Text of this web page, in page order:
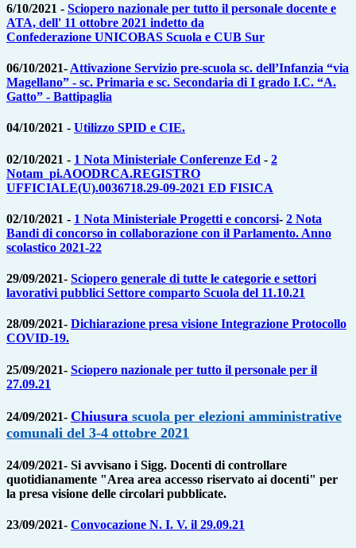
6/10/2021 - Sciopero nazionale per tutto il personale docente e
ATA, dell' 11 ottobre 2021 indetto da
Confederazione UNICOBAS Scuola e CUB Sur
06/10/2021- Attivazione Servizio pre-scuola sc. dell’Infanzia “via
Magellano” - sc. Primaria e sc. Secondaria di I grado I.C. “A.
Gatto” - Battipaglia
04/10/2021 - Utilizzo SPID e CIE.
02/10/2021 - 1 Nota Ministeriale Conferenze Ed - 2
Notam_pi.AOODRCA.REGISTRO
UFFICIALE(U).0036718.29-09-2021 ED FISICA
02/10/2021 - 1 Nota Ministeriale Progetti e concorsi- 2 Nota
Bandi di concorso in collaborazione con il Parlamento. Anno
scolastico 2021-22
29/09/2021- Sciopero generale di tutte le categorie e settori
lavorativi pubblici Settore comparto Scuola del 11.10.21
28/09/2021- Dichiarazione presa visione Integrazione Protocollo
COVID-19.
25/09/2021- Sciopero nazionale per tutto il personale per il
27.09.21
24/09/2021- Chiusura scuola per elezioni amministrative
comunali del 3-4 ottobre 2021
24/09/2021- Si avvisano i Sigg. Docenti di controllare
quotidianamente "Area area accesso riservato ai docenti" per
la presa visione delle circolari pubblicate.
23/09/2021- Convocazione N. I. V. il 29.09.21